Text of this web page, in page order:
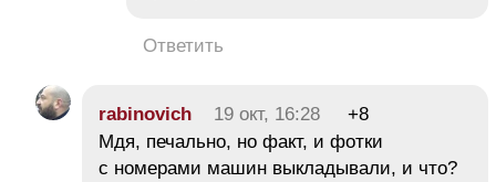
Ответить
rabinovich 19 окт, 16:28
+8
Мдя, печально, но факт, и фотки
с номерами машин выкладывали, и что?